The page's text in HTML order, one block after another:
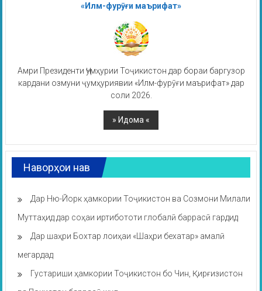
«Илм-фурӯғи маърифат»
Амри Президенти Ҷумҳурии Тоҷикистон дар бораи баргузор
кардани озмуни ҷумҳуриявии «Илм-фурӯғи маърифат» дар
соли 2026.
Наворҳои нав
Дар Ню-Йорк ҳамкории Тоҷикистон ва Созмони Милали
Муттаҳид дар соҳаи иртибототи глобалӣ баррасӣ гардид
Дар шаҳри Бохтар лоиҳаи «Шаҳри бехатар» амалӣ
мегардад
Густариши ҳамкории Тоҷикистон бо Чин, Қирғизистон